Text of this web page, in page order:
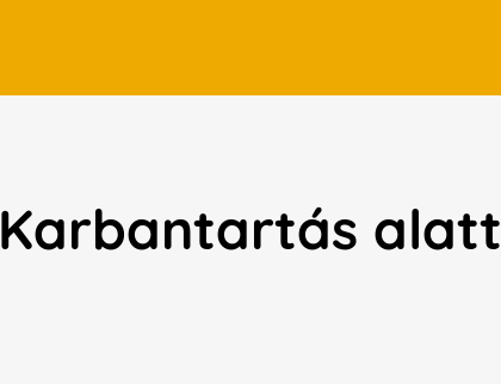
Karbantartás alatt